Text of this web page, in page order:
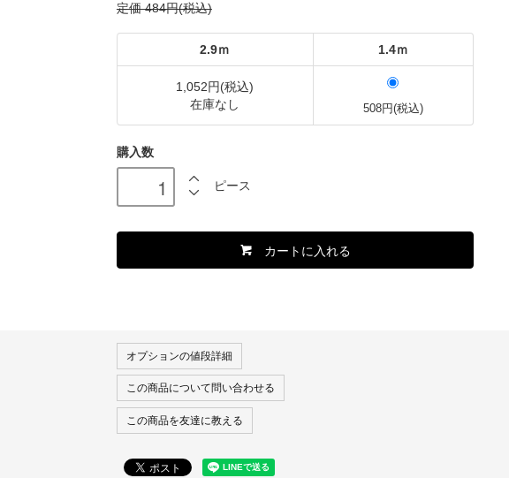
定価 484円(税込)
2.9ｍ 1.4ｍ
1,052円(税込)
在庫なし
508円(税込)
購入数
ピース
カートに入れる
オプションの値段詳細
この商品について問い合わせる
この商品を友達に教える